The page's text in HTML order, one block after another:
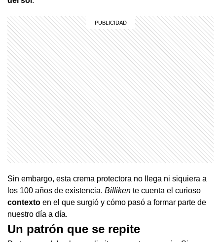
Sin embargo, esta crema protectora no llega ni siquiera a
los 100 años de existencia. Billiken te cuenta el curioso
contexto en el que surgió y cómo pasó a formar parte de
nuestro día a día.
Un patrón que se repite